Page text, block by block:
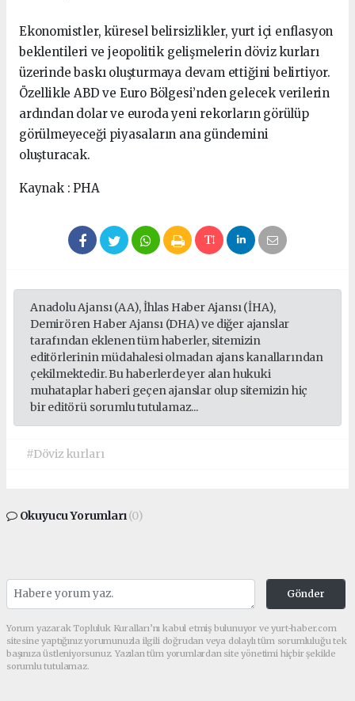
Ekonomistler, küresel belirsizlikler, yurt içi enflasyon
beklentileri ve jeopolitik gelişmelerin döviz kurları
üzerinde baskı oluşturmaya devam ettiğini belirtiyor.
Özellikle ABD ve Euro Bölgesi’nden gelecek verilerin
ardından dolar ve euroda yeni rekorların görülüp
görülmeyeceği piyasaların ana gündemini
oluşturacak.
Kaynak : PHA
Anadolu Ajansı (AA), İhlas Haber Ajansı (İHA),
Demirören Haber Ajansı (DHA) ve diğer ajanslar
tarafından eklenen tüm haberler, sitemizin
editörlerinin müdahalesi olmadan ajans kanallarından
çekilmektedir. Bu haberlerde yer alan hukuki
muhataplar haberi geçen ajanslar olup sitemizin hiç
bir editörü sorumlu tutulamaz...
#Döviz kurları
Okuyucu Yorumları(0)
Gönder
Yorum yazarak Topluluk Kuralları’nı kabul etmiş bulunuyor ve yurt-haber.com
sitesine yaptığınız yorumunuzla ilgili doğrudan veya dolaylı tüm sorumluluğu tek
başınıza üstleniyorsunuz. Yazılan tüm yorumlardan site yönetimi hiçbir şekilde
sorumlu tutulamaz.